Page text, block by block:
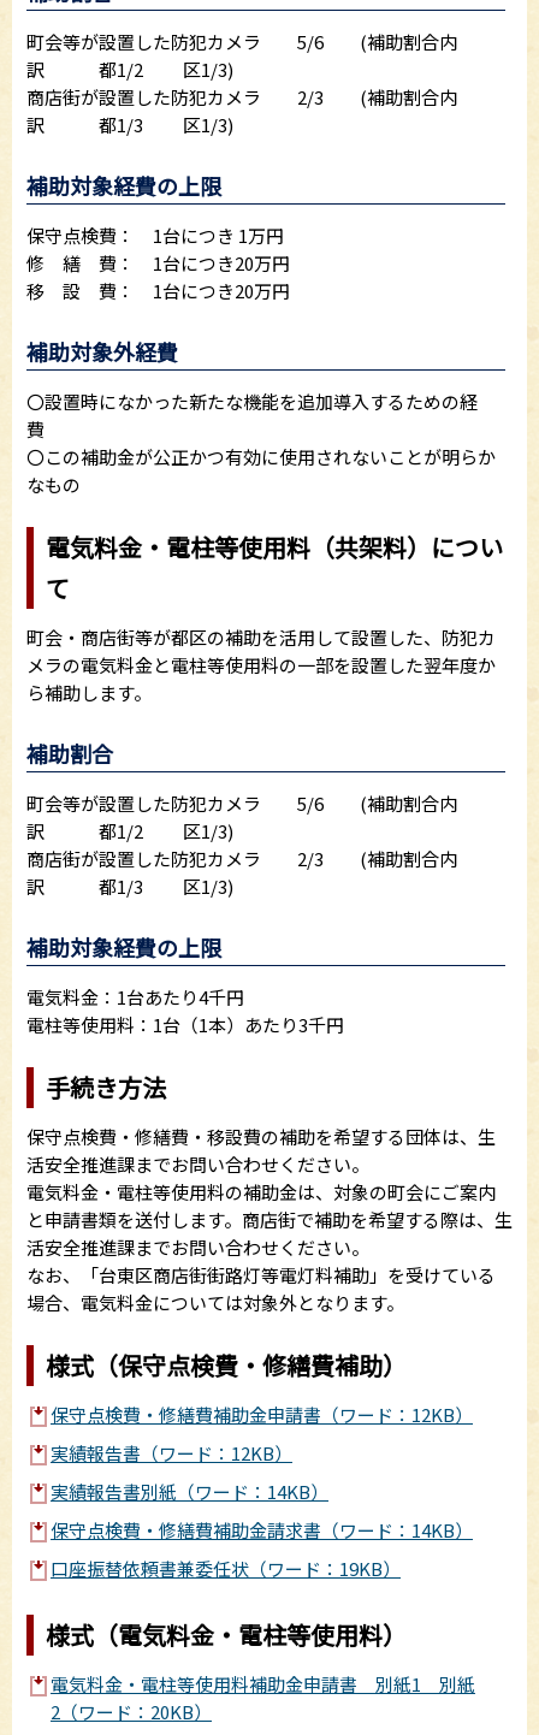
町会等が設置した防犯カメラ 5/6 (補助割合内
訳 都1/2 区1/3)
商店街が設置した防犯カメラ 2/3 (補助割合内
訳 都1/3 区1/3)
補助対象経費の上限
保守点検費： 1台につき 1万円
修 繕 費： 1台につき20万円
移 設 費： 1台につき20万円
補助対象外経費
〇設置時になかった新たな機能を追加導入するための経
費
〇この補助金が公正かつ有効に使用されないことが明らか
なもの
電気料金・電柱等使用料（共架料）につい
て
町会・商店街等が都区の補助を活用して設置した、防犯カ
メラの電気料金と電柱等使用料の一部を設置した翌年度か
ら補助します。
補助割合
町会等が設置した防犯カメラ 5/6 (補助割合内
訳 都1/2 区1/3)
商店街が設置した防犯カメラ 2/3 (補助割合内
訳 都1/3 区1/3)
補助対象経費の上限
電気料金：1台あたり4千円
電柱等使用料：1台（1本）あたり3千円
手続き方法
保守点検費・修繕費・移設費の補助を希望する団体は、生
活安全推進課までお問い合わせください。
電気料金・電柱等使用料の補助金は、対象の町会にご案内
と申請書類を送付します。商店街で補助を希望する際は、生
活安全推進課までお問い合わせください。
なお、「台東区商店街街路灯等電灯料補助」を受けている
場合、電気料金については対象外となります。
様式（保守点検費・修繕費補助）
保守点検費・修繕費補助金申請書（ワード：12KB）
実績報告書（ワード：12KB）
実績報告書別紙（ワード：14KB）
保守点検費・修繕費補助金請求書（ワード：14KB）
口座振替依頼書兼委任状（ワード：19KB）
様式（電気料金・電柱等使用料）
電気料金・電柱等使用料補助金申請書 別紙1 別紙
2（ワード：20KB）